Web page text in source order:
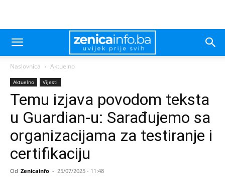
Naslovnica Aktuelno
Aktuelno Vijesti
Temu izjava povodom teksta
u Guardian-u: Sarađujemo sa
organizacijama za testiranje i
certifikaciju
Od Zenicainfo - 25/07/2025 - 11:48